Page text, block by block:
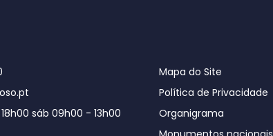
sáb 09h00 - 13h00
Mapa do Site
Política de Privacidade
Organigrama